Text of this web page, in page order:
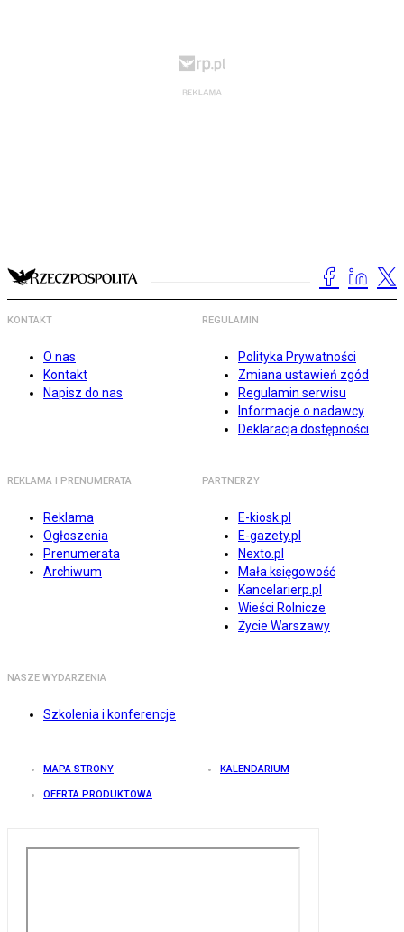
KONTAKT
O nas
Kontakt
Napisz do nas
REGULAMIN
Polityka Prywatności
Zmiana ustawień zgód
Regulamin serwisu
Informacje o nadawcy
Deklaracja dostępności
REKLAMA I PRENUMERATA
Reklama
Ogłoszenia
Prenumerata
Archiwum
PARTNERZY
E-kiosk.pl
E-gazety.pl
Nexto.pl
Mała księgowość
Kancelarierp.pl
Wieści Rolnicze
Życie Warszawy
NASZE WYDARZENIA
Szkolenia i konferencje
MAPA STRONY KALENDARIUM
OFERTA PRODUKTOWA